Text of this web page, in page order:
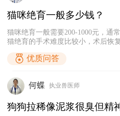
5、攻击你，如果主人伤害了猫咪
主人发起攻击。
猫咪绝育一般多少钱？
猫咪绝育一般需要200-1000元，通
猫绝育的手术难度比较小，术后恢
更长，因此母猫绝育可能需要500-
费、止痛针、消炎针等，有一些母
另外收费。
优质问答
何蝶 执业兽医师
狗狗拉稀像泥浆很臭但精